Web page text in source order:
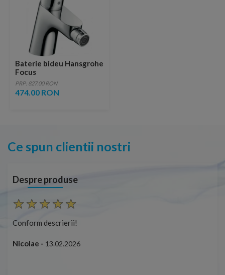
Baterie bideu Hansgrohe
Focus
PRP: 827.00 RON
474.00 RON
Ce spun clientii nostri
Despre produse
Conform descrierii!
Nicolae - 13.02.2026